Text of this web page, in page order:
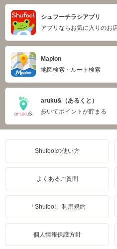
シュフーチラシアプリ
アプリならお気に入りのお
Mapion
地図検索・ルート検索
aruku&（あるくと）
歩いてポイントが貯まる
Shufoo!の使い方
よくあるご質問
「Shufoo!」利用規約
個人情報保護方針